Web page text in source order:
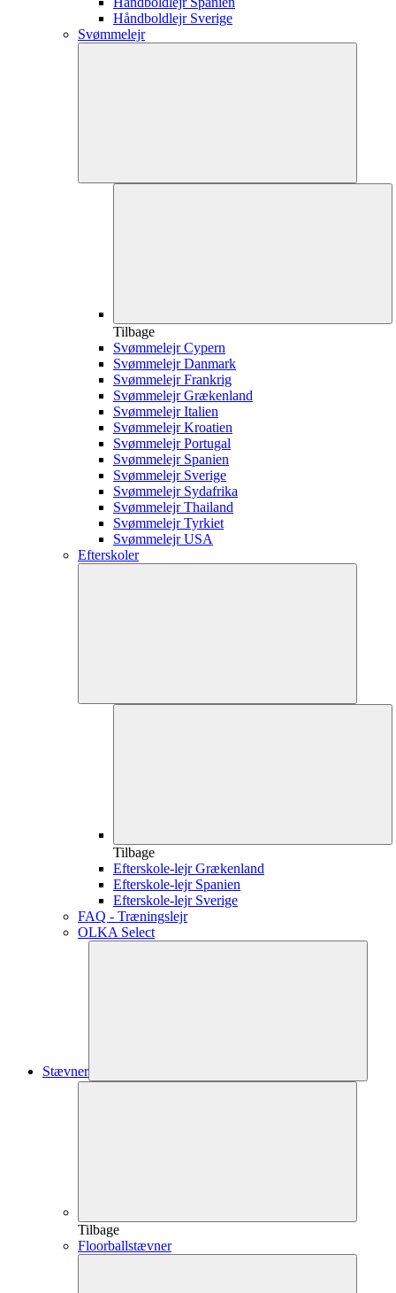
Håndboldlejr Sverige
Svømmelejr
Tilbage
Svømmelejr Cypern
Svømmelejr Danmark
Svømmelejr Frankrig
Svømmelejr Grækenland
Svømmelejr Italien
Svømmelejr Kroatien
Svømmelejr Portugal
Svømmelejr Spanien
Svømmelejr Sverige
Svømmelejr Sydafrika
Svømmelejr Thailand
Svømmelejr Tyrkiet
Svømmelejr USA
Efterskoler
Tilbage
Efterskole-lejr Grækenland
Efterskole-lejr Spanien
Efterskole-lejr Sverige
FAQ - Træningslejr
OLKA Select
Stævner
Tilbage
Floorballstævner